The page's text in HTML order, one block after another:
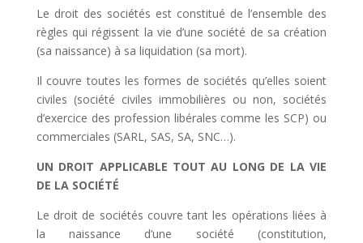
Le droit des sociétés est constitué de l’ensemble des
règles qui régissent la vie d’une société de sa création
(sa naissance) à sa liquidation (sa mort).
Il couvre toutes les formes de sociétés qu’elles soient
civiles (société civiles immobilières ou non, sociétés
d’exercice des profession libérales comme les SCP) ou
commerciales (SARL, SAS, SA, SNC…).
UN DROIT APPLICABLE TOUT AU LONG DE LA VIE
DE LA SOCIÉTÉ
Le droit de sociétés couvre tant les opérations liées à
la naissance d’une société (constitution,